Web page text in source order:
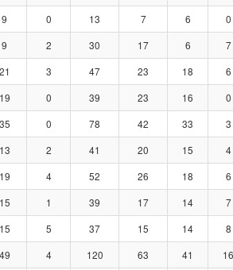
9 0 13 7 6 0
9 2 30 17 6 7
21 3 47 23 18 6
19 0 39 23 16 0
35 0 78 42 33 3
13 2 41 20 15 4
19 4 52 26 18 6
15 1 39 17 14 7
15 5 37 15 14 8
49 4 120 63 41 16